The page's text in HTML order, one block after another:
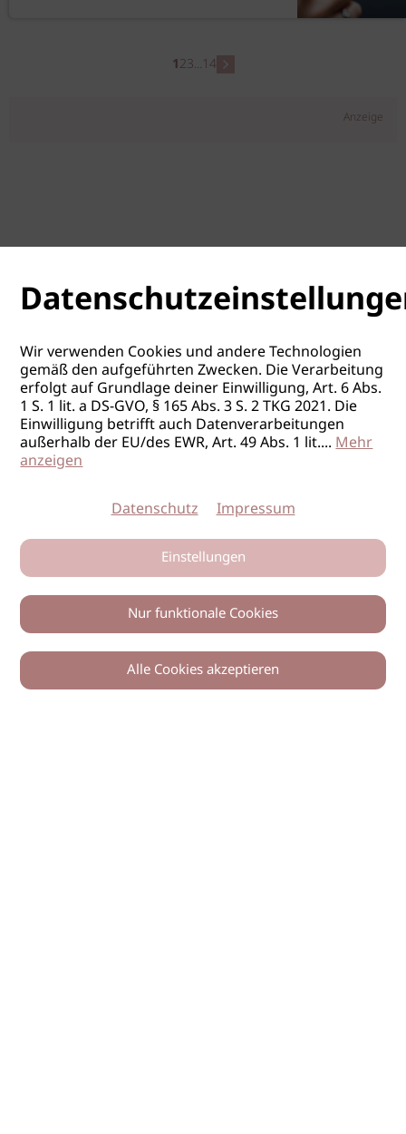
123...14
Anzeige
Wir verwenden Cookies und andere Technologien
gemäß den aufgeführten Zwecken. Die Verarbeitung
erfolgt auf Grundlage deiner Einwilligung, Art. 6 Abs.
1 S. 1 lit. a DS-GVO, § 165 Abs. 3 S. 2 TKG 2021. Die
Einwilligung betrifft auch Datenverarbeitungen
außerhalb der EU/des EWR, Art. 49 Abs. 1 lit....Mehr
anzeigen
Datenschutz Impressum
Einstellungen
Nur funktionale Cookies
Alle Cookies akzeptieren